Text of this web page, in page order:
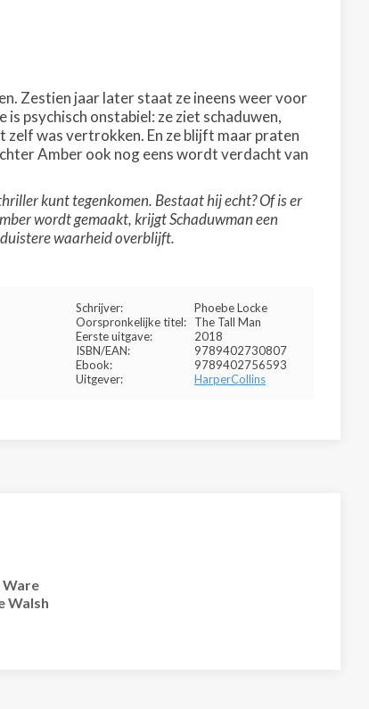
Zestien jaar later staat ze ineens weer voor
psychisch onstabiel: ze ziet schaduwen,
zelf was vertrokken. En ze blijft maar praten
Amber ook nog eens wordt verdacht van
kunt tegenkomen. Bestaat hij echt? Of is er
wordt gemaakt, krijgt Schaduwman een
waarheid overblijft.
Schrijver:
Phoebe Locke
Oorspronkelijke titel:
The Tall Man
Eerste uitgave:
2018
ISBN/EAN:
9789402730807
Ebook:
9789402756593
Uitgever:
HarperCollins
Ware
Walsh